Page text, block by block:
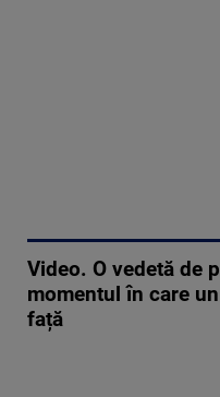
Video. O vedetă de
momentul în care
față